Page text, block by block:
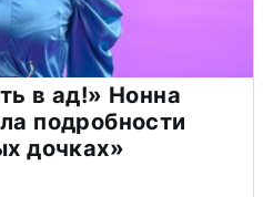
в ад!» Нонна
подробности
дочках»